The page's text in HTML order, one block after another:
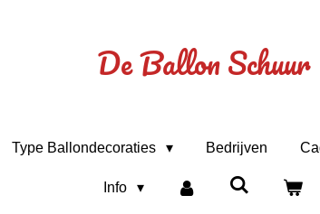
De Ballon Schuur
Type Ballondecoraties Bedrijven
Info